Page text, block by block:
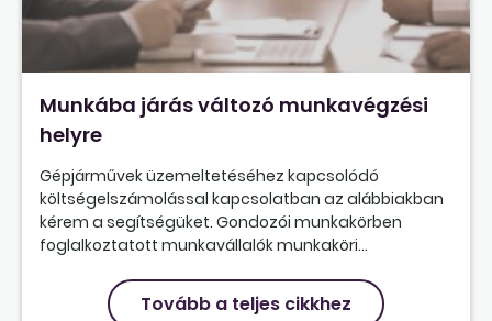
Munkába járás változó munkavégzési
helyre
Gépjárművek üzemeltetéséhez kapcsolódó
költségelszámolással kapcsolatban az alábbiakban
kérem a segítségüket. Gondozói munkakörben
foglalkoztatott munkavállalók munkaköri...
Tovább a teljes cikkhez